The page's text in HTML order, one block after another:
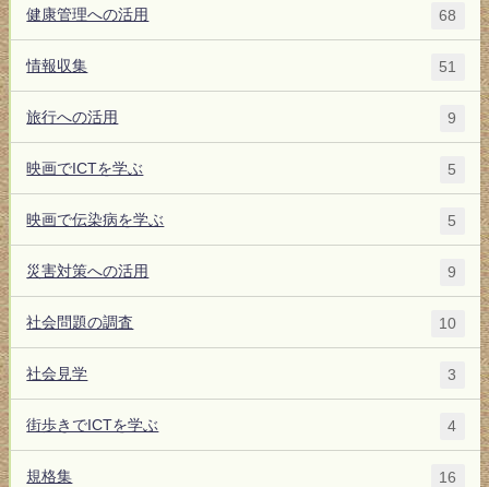
健康管理への活用 68
情報収集 51
旅行への活用 9
映画でICTを学ぶ 5
映画で伝染病を学ぶ 5
災害対策への活用 9
社会問題の調査 10
社会見学 3
街歩きでICTを学ぶ 4
規格集 16